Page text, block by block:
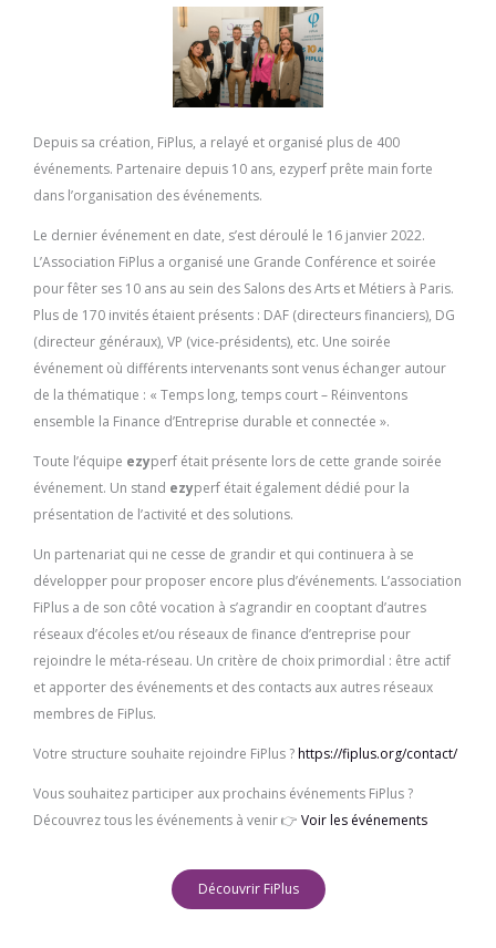
Depuis sa création, FiPlus, a relayé et organisé plus de 400
événements. Partenaire depuis 10 ans, ezyperf prête main forte
dans l’organisation des événements.
Le dernier événement en date, s’est déroulé le 16 janvier 2022.
L’Association FiPlus a organisé une Grande Conférence et soirée
pour fêter ses 10 ans au sein des Salons des Arts et Métiers à Paris.
Plus de 170 invités étaient présents : DAF (directeurs financiers), DG
(directeur généraux), VP (vice-présidents), etc. Une soirée
événement où différents intervenants sont venus échanger autour
de la thématique : « Temps long, temps court – Réinventons
ensemble la Finance d’Entreprise durable et connectée ».
Toute l’équipe ezyperf était présente lors de cette grande soirée
événement. Un stand ezyperf était également dédié pour la
présentation de l’activité et des solutions.
Un partenariat qui ne cesse de grandir et qui continuera à se
développer pour proposer encore plus d’événements. L’association
FiPlus a de son côté vocation à s’agrandir en cooptant d’autres
réseaux d’écoles et/ou réseaux de finance d’entreprise pour
rejoindre le méta-réseau. Un critère de choix primordial : être actif
et apporter des événements et des contacts aux autres réseaux
membres de FiPlus.
Votre structure souhaite rejoindre FiPlus ?https://fiplus.org/contact/
Vous souhaitez participer aux prochains événements FiPlus ?
Découvrez tous les événements à venir 👉 Voir les événements
Découvrir FiPlus